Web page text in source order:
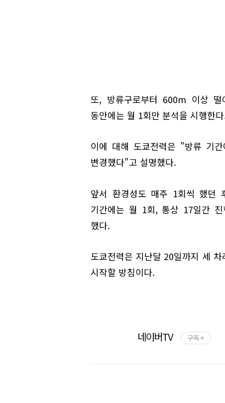
또, 방류구로부터 600m 이상
동안에는 월 1회만 분석을 시행한
이에 대해 도쿄전력은 "방류 기
변경했다"고 설명했다.
앞서 환경성도 매주 1회씩 했던
기간에는 월 1회, 통상 17일간
했다.
도쿄전력은 지난달 20일까지 세
시작할 방침이다.
네이버TV 구독 +